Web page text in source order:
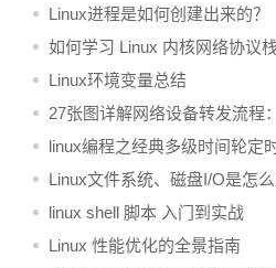
Linux进程是如何创建出来的？
如何学习 Linux 内核网络协议栈
Linux环境变量总结
27张图详解网络设备转发流程
处理数据报文的？
linux编程之经典多级时间轮定
Linux文件系统、磁盘I/O是怎
linux shell 脚本 入门到实战
Linux 性能优化的全景指南